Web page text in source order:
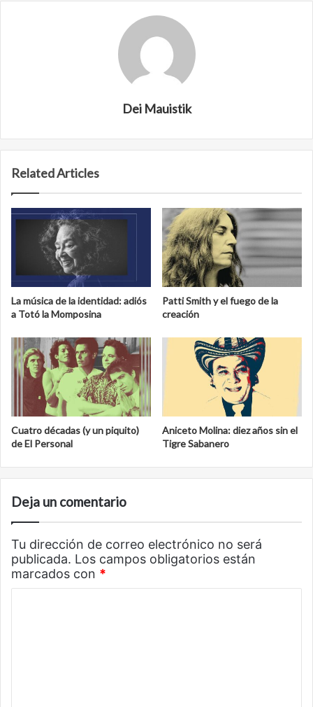
Dei Mauistik
Related Articles
La música de la identidad: adiós
a Totó la Momposina
Patti Smith y el fuego de la
creación
Cuatro décadas (y un piquito)
de El Personal
Aniceto Molina: diez años sin el
Tigre Sabanero
Deja un comentario
Tu dirección de correo electrónico no será
publicada. Los campos obligatorios están
marcados con *